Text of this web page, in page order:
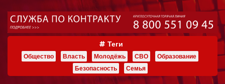
Теги
Общество Власть Молодёжь СВО
Образование
Безопасность
Семья